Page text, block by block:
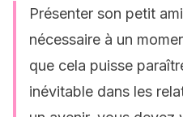
Présenter son petit
nécessaire à un
que cela puisse
inévitable dans les